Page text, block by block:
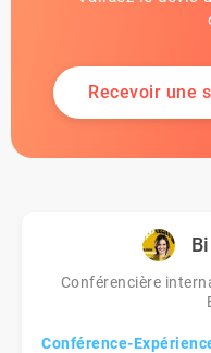
Recevoir une
Conférencière
Conférence-